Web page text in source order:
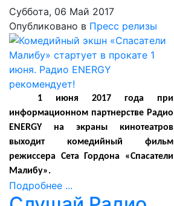
Суббота, 06 Май 2017
Опубликовано в Пресс релизы
1 июня 2017 года при
информационном партнерстве Радио
ENERGY на экраны кинотеатров
выходит комедийный фильм
режиссера Сета Гордона «Спасатели
Малибу».
Подробнее ...